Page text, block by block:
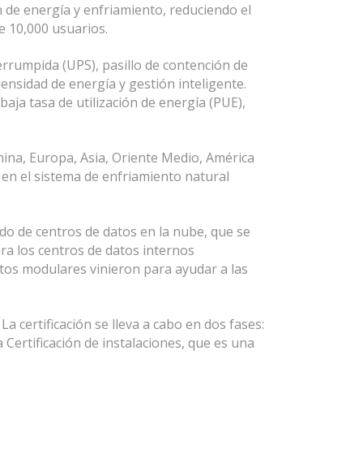
energía y enfriamiento, reduciendo el
10,000 usuarios.
(UPS), pasillo de contención de
de energía y gestión inteligente.
tasa de utilización de energía (PUE),
Europa, Asia, Oriente Medio, América
en el sistema de enfriamiento natural
de centros de datos en la nube, que se
los centros de datos internos
modulares vinieron para ayudar a las
certificación se lleva a cabo en dos fases:
de instalaciones, que es una